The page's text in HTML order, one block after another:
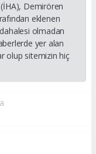
Demirören
eklenen
olmadan
yer alan
olup sitemizin hiç